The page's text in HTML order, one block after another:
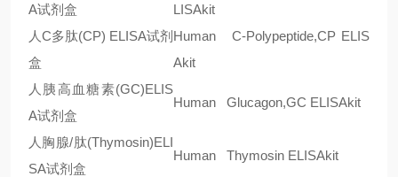
A试剂盒
LISAkit
人 C多肽(CP) ELISA试剂
盒
Human C-Polypeptide,CP ELIS
Akit
人胰高血糖素(GC)ELIS
A试剂盒
Human Glucagon,GC ELISAkit
人胸腺/肽(Thymosin)ELI
SA试剂盒
Human Thymosin ELISAkit